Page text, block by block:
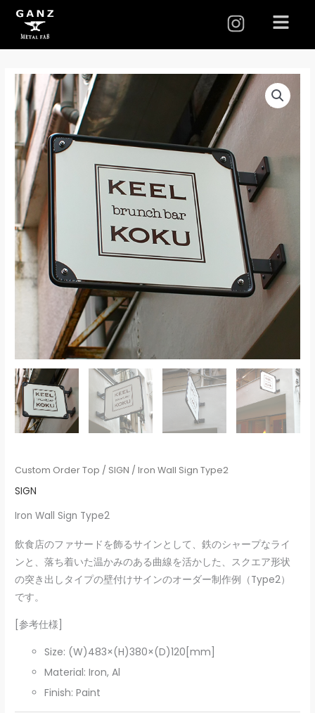
I
n
s
t
a
g
r
a
m
メ
ニ
ュ
Custom Order Top / SIGN / Iron Wall Sign Type2
SIGN
Iron Wall Sign Type2
飲食店のファサードを飾るサインとして、鉄のシャープなライ
ンと、落ち着いた温かみのある曲線を活かした、スクエア形状
の突き出しタイプの壁付けサインのオーダー制作例（Type2）
です。
[参考仕様]
Size: (W)483×(H)380×(D)120[mm]
Material: Iron, Al
Finish: Paint